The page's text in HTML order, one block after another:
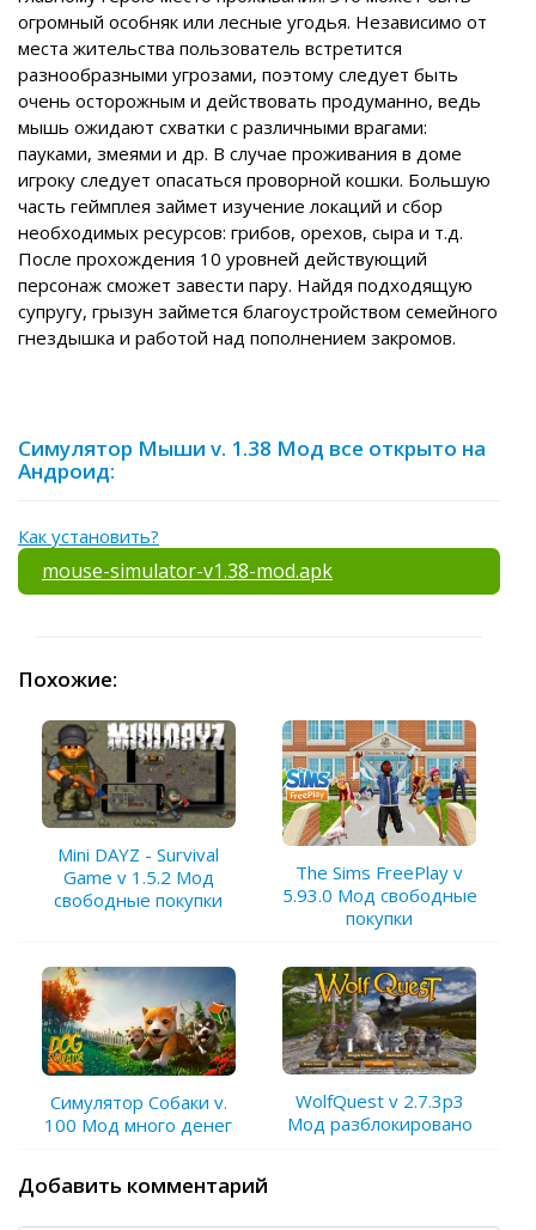
огромный особняк или лесные угодья. Независимо от
места жительства пользователь встретится
разнообразными угрозами, поэтому следует быть
очень осторожным и действовать продуманно, ведь
мышь ожидают схватки с различными врагами:
пауками, змеями и др. В случае проживания в доме
игроку следует опасаться проворной кошки. Большую
часть геймплея займет изучение локаций и сбор
необходимых ресурсов: грибов, орехов, сыра и т.д.
После прохождения 10 уровней действующий
персонаж сможет завести пару. Найдя подходящую
супругу, грызун займется благоустройством семейного
гнездышка и работой над пополнением закромов.
Симулятор Мыши v. 1.38 Мод все открыто на
Андроид:
Как установить?
mouse-simulator-v1.38-mod.apk
Похожие:
Mini DAYZ - Survival
Game v 1.5.2 Мод
свободные покупки
The Sims FreePlay v
5.93.0 Мод свободные
покупки
Симулятор Собаки v.
100 Мод много денег
WolfQuest v 2.7.3p3
Мод разблокировано
Добавить комментарий